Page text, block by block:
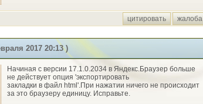
цитировать жалоба
2017 20:13 )
Начиная с версии 17.1.0.2034 в Яндекс.Браузер больше
не действует опция 'экспортировать
закладки в файл html'.При нажатии ничего не происходит
за это браузеру единицу. Исправьте.